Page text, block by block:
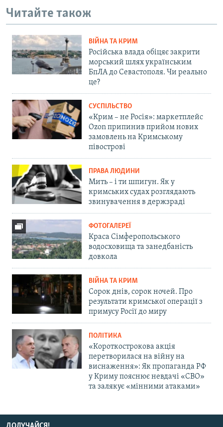
Читайте також
ВІЙНА ТА КРИМ
Російська влада обіцяє закрити
морський шлях українським
БпЛА до Севастополя. Чи реально
це?
СУСПІЛЬСТВО
«Крим – не Росія»: маркетплейс
Ozon припинив прийом нових
замовлень на Кримському
півострові
ПРАВА ЛЮДИНИ
Мить – і ти шпигун. Як у
кримських судах розглядають
звинувачення в держзраді
ФОТОГАЛЕРЕЇ
Краса Сімферопольського
водосховища та занедбаність
довкола
ВІЙНА ТА КРИМ
Сорок днів, сорок ночей. Про
результати кримської операції з
примусу Росії до миру
ПОЛІТИКА
«Короткострокова акція
перетворилася на війну на
виснаження»: Як пропаганда РФ
у Криму пояснює невдачі «СВО»
та залякує «мінними атаками»